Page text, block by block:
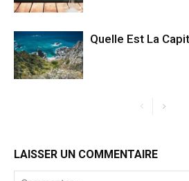
Quelle Est La
LAISSER UN COMMENTAIRE